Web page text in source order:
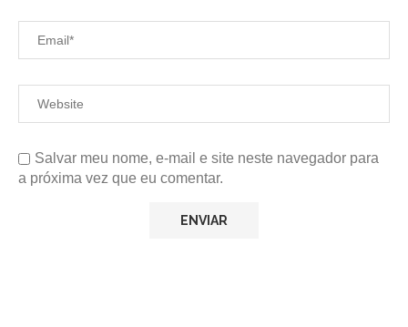
Salvar meu nome, e-mail e site neste navegador para
a próxima vez que eu comentar.